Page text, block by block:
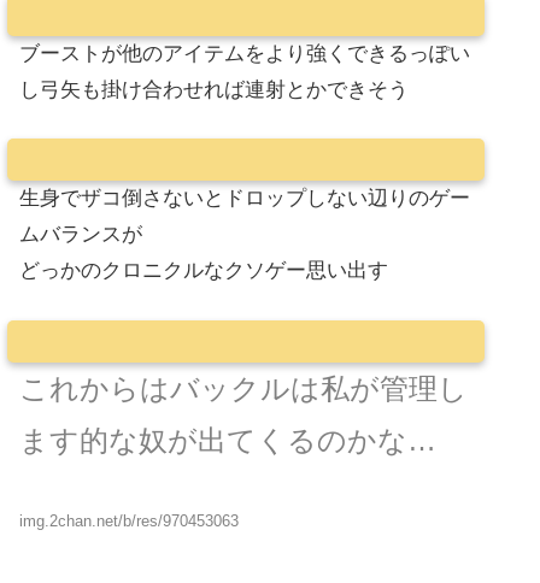
ブーストが他のアイテムをより強くできるっぽい
し弓矢も掛け合わせれば連射とかできそう
生身でザコ倒さないとドロップしない辺りのゲー
ムバランスが
どっかのクロニクルなクソゲー思い出す
これからはバックルは私が管理し
ます的な奴が出てくるのかな…
img.2chan.net/b/res/970453063